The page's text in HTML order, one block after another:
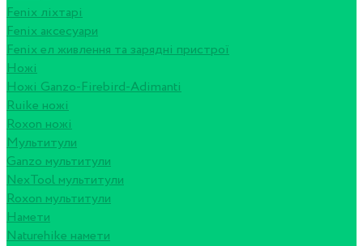
Fenix ліхтарі
Fenix аксесуари
Fenix ел живлення та зарядні пристрої
Ножі
Ножі Ganzo-Firebird-Adimanti
Ruike ножі
Roxon ножi
Мультитули
Ganzo мультитули
NexTool мультитули
Roxon мультитули
Намети
Naturehike намети